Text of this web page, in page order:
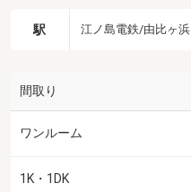
駅 江ノ島電鉄/由比ヶ浜
間取り
ワンルーム
1K・1DK